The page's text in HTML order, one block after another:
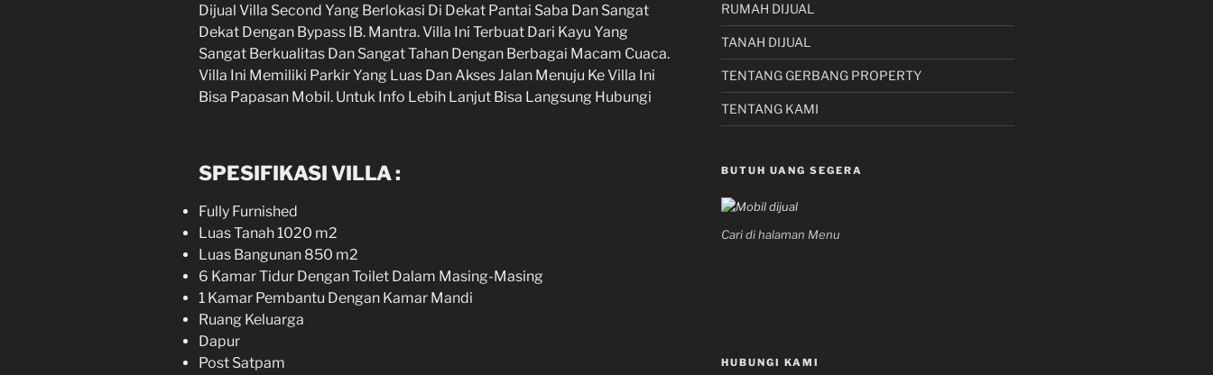
Dijual Villa Second Yang Berlokasi Di Dekat Pantai Saba Dan Sangat
Dekat Dengan Bypass IB. Mantra. Villa Ini Terbuat Dari Kayu Yang
Sangat Berkualitas Dan Sangat Tahan Dengan Berbagai Macam Cuaca.
Villa Ini Memiliki Parkir Yang Luas Dan Akses Jalan Menuju Ke Villa Ini
Bisa Papasan Mobil. Untuk Info Lebih Lanjut Bisa Langsung Hubungi
SPESIFIKASI VILLA :
Fully Furnished
Luas Tanah 1020 m2
Luas Bangunan 850 m2
6 Kamar Tidur Dengan Toilet Dalam Masing-Masing
1 Kamar Pembantu Dengan Kamar Mandi
Ruang Keluarga
Dapur
Post Satpam
RUMAH DIJUAL
TANAH DIJUAL
TENTANG GERBANG PROPERTY
TENTANG KAMI
BUTUH UANG SEGERA
Cari di halaman Menu
HUBUNGI KAMI